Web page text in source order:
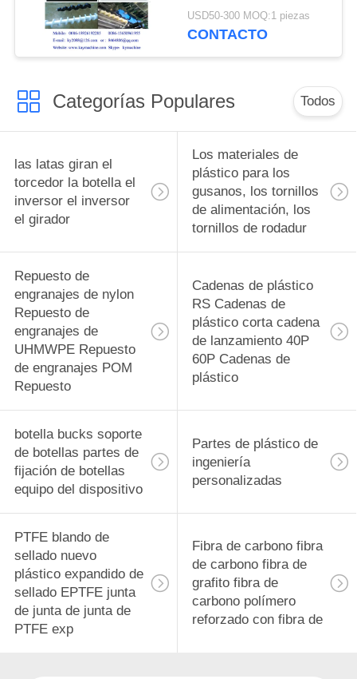
alimentación para
botellas tornillos de
equipos de
USD50-300 MOQ:1 piezas
CONTACTO
Categorías Populares Todos
las latas giran el
torcedor la botella el
inversor el inversor
el girador
Los materiales de
plástico para los
gusanos, los tornillos
de alimentación, los
tornillos de rodadur
Repuesto de
engranajes de nylon
Repuesto de
engranajes de
UHMWPE Repuesto
de engranajes POM
Repuesto
Cadenas de plástico
RS Cadenas de
plástico corta cadena
de lanzamiento 40P
60P Cadenas de
plástico
botella bucks soporte
de botellas partes de
fijación de botellas
equipo del dispositivo
Partes de plástico de
ingeniería
personalizadas
PTFE blando de
sellado nuevo
plástico expandido de
sellado EPTFE junta
de junta de junta de
PTFE exp
Fibra de carbono fibra
de carbono fibra de
grafito fibra de
carbono polímero
reforzado con fibra de